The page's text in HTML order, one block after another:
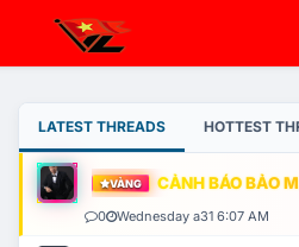
LATEST THREADS HOTTEST
VÀNG CẢNH BÁO BẢO
0 Wednesday a31 6:07 AM